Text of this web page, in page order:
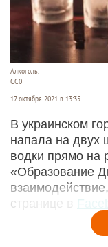
Алкоголь.
СС0
17 октября 2021 в 13:35
В украинском
напала на двух
водки прямо на
«Образование
странице в